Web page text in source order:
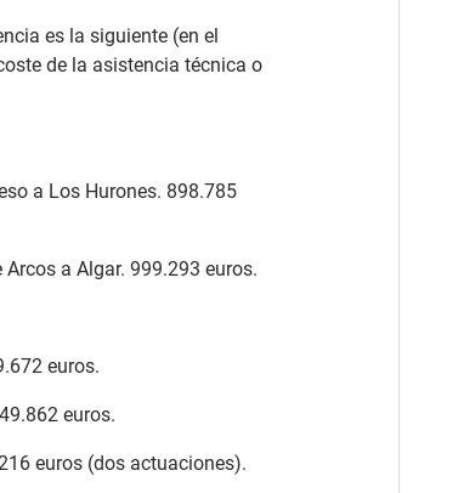
es la siguiente (en el
de la asistencia técnica o
a Los Hurones. 898.785
Arcos a Algar. 999.293 euros.
euros.
euros.
euros (dos actuaciones).